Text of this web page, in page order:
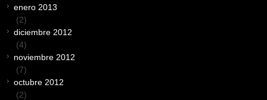
enero 2013
(2)
diciembre 2012
(4)
noviembre 2012
(7)
octubre 2012
(2)